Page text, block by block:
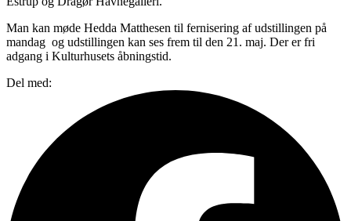
Man kan møde Hedda Matthesen til fernisering af udstillingen på
mandag og udstillingen kan ses frem til den 21. maj. Der er fri
adgang i Kulturhusets åbningstid.
Del med: